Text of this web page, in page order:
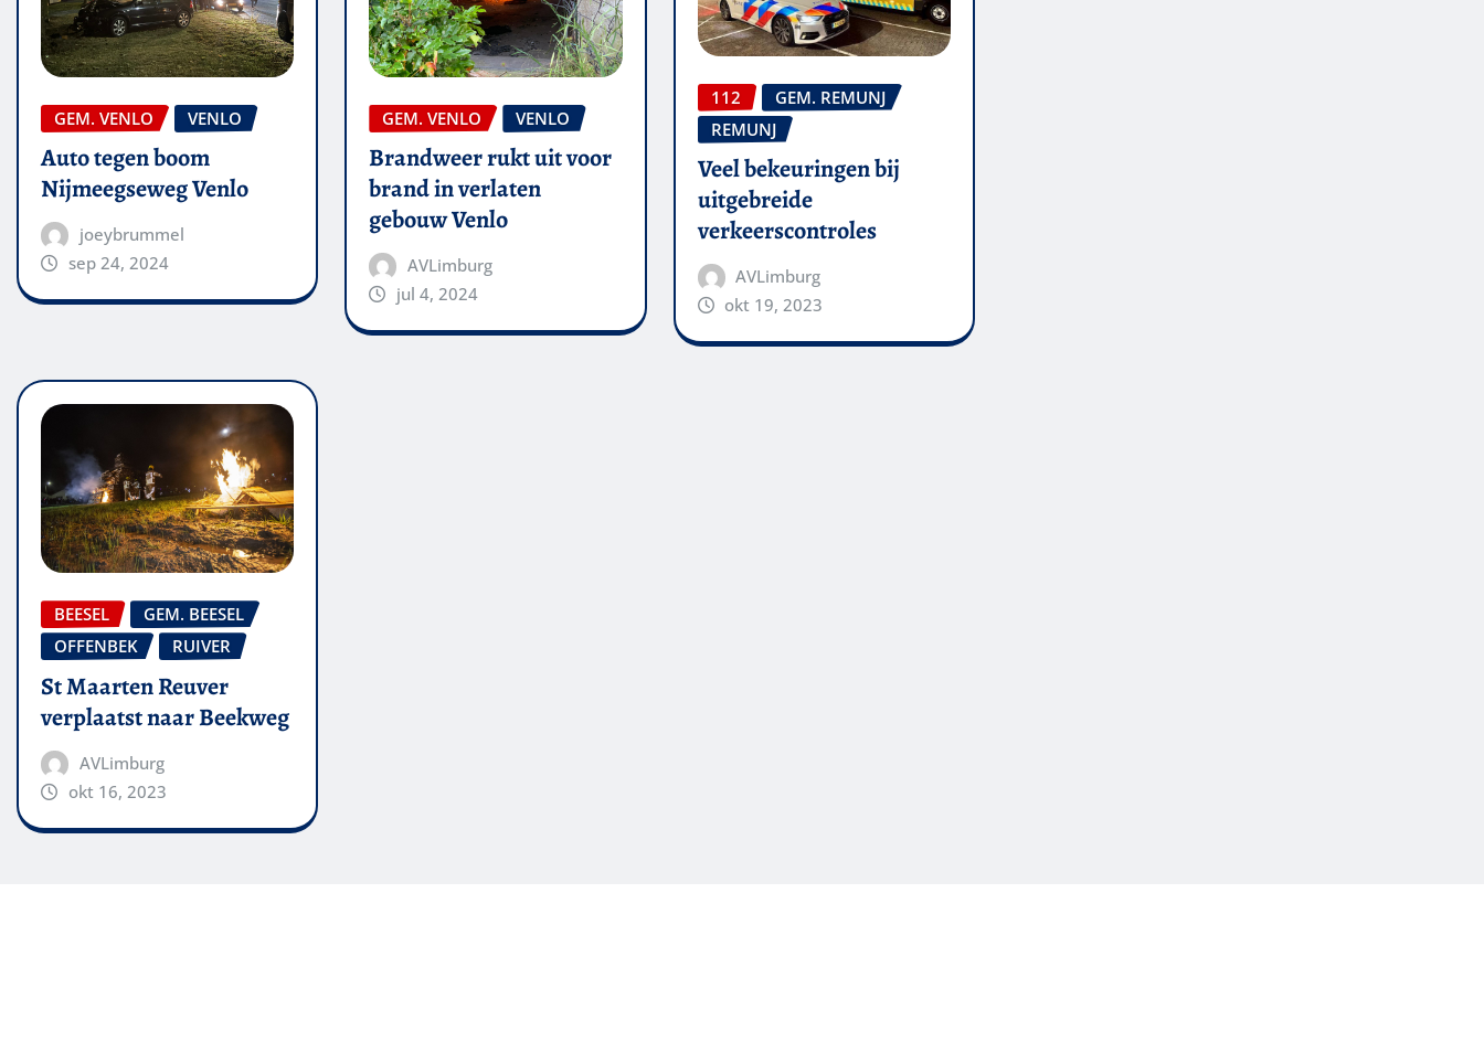
GEM. VENLO VENLO
Auto tegen boom
Nijmeegseweg Venlo
joeybrummel
sep 24, 2024
GEM. VENLO VENLO
Brandweer rukt uit voor
brand in verlaten
gebouw Venlo
AVLimburg
jul 4, 2024
112
GEM. REMUNJ
REMUNJ
Veel bekeuringen bij
uitgebreide
verkeerscontroles
AVLimburg
okt 19, 2023
BEESEL
GEM. BEESEL
OFFENBEK
RUIVER
St Maarten Reuver
verplaatst naar Beekweg
AVLimburg
okt 16, 2023